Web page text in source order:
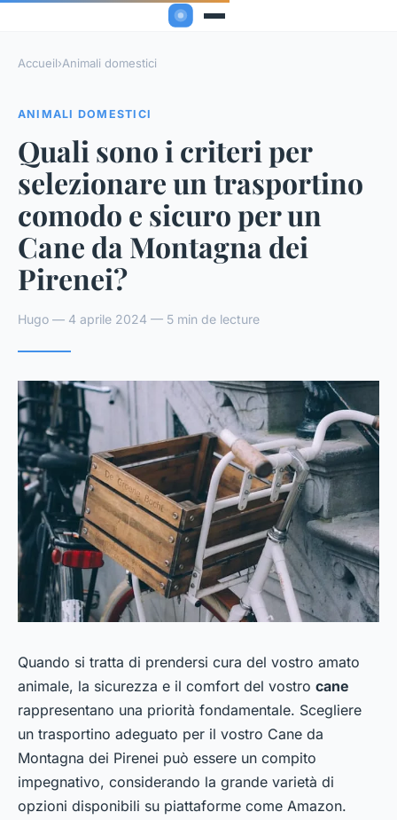
Accueil›Animali domestici
ANIMALI DOMESTICI
Quali sono i criteri per
selezionare un trasportino
comodo e sicuro per un
Cane da Montagna dei
Pirenei?
Hugo — 4 aprile 2024 — 5 min de lecture
Quando si tratta di prendersi cura del vostro amato
animale, la sicurezza e il comfort del vostro cane
rappresentano una priorità fondamentale. Scegliere
un trasportino adeguato per il vostro Cane da
Montagna dei Pirenei può essere un compito
impegnativo, considerando la grande varietà di
opzioni disponibili su piattaforme come Amazon.